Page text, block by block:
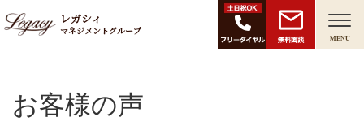
レガシィ
マネジメントグループ
無料面談 MENU
お客様の声